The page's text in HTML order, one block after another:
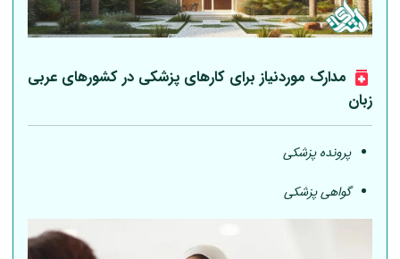
مدارک موردنیاز برای کارهای پزشکی در کشورهای عربی
زبان
پرونده پزشکی
گواهی پزشکی